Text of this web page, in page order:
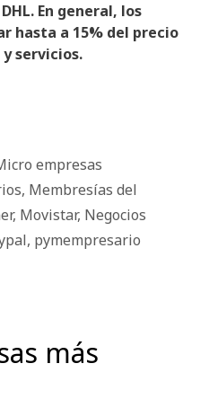
En general, los
hasta a 15% del precio
servicios.
empresas
, Membresías del
, Movistar, Negocios
, pymempresario
más